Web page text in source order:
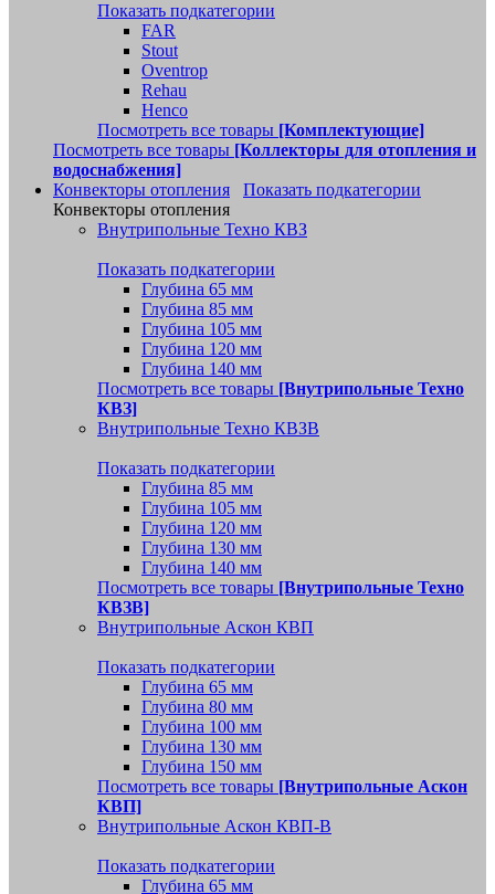
Показать подкатегории
FAR
Stout
Oventrop
Rehau
Henco
Посмотреть все товары [Комплектующие]
Посмотреть все товары [Коллекторы для отопления и
водоснабжения]
Конвекторы отопления
Показать подкатегории
Конвекторы отопления
Внутрипольные Техно КВЗ
Показать подкатегории
Глубина 65 мм
Глубина 85 мм
Глубина 105 мм
Глубина 120 мм
Глубина 140 мм
Посмотреть все товары [Внутрипольные Техно
КВЗ]
Внутрипольные Техно КВЗВ
Показать подкатегории
Глубина 85 мм
Глубина 105 мм
Глубина 120 мм
Глубина 130 мм
Глубина 140 мм
Посмотреть все товары [Внутрипольные Техно
КВЗВ]
Внутрипольные Аскон КВП
Показать подкатегории
Глубина 65 мм
Глубина 80 мм
Глубина 100 мм
Глубина 130 мм
Глубина 150 мм
Посмотреть все товары [Внутрипольные Аскон
КВП]
Внутрипольные Аскон КВП-В
Показать подкатегории
Глубина 65 мм